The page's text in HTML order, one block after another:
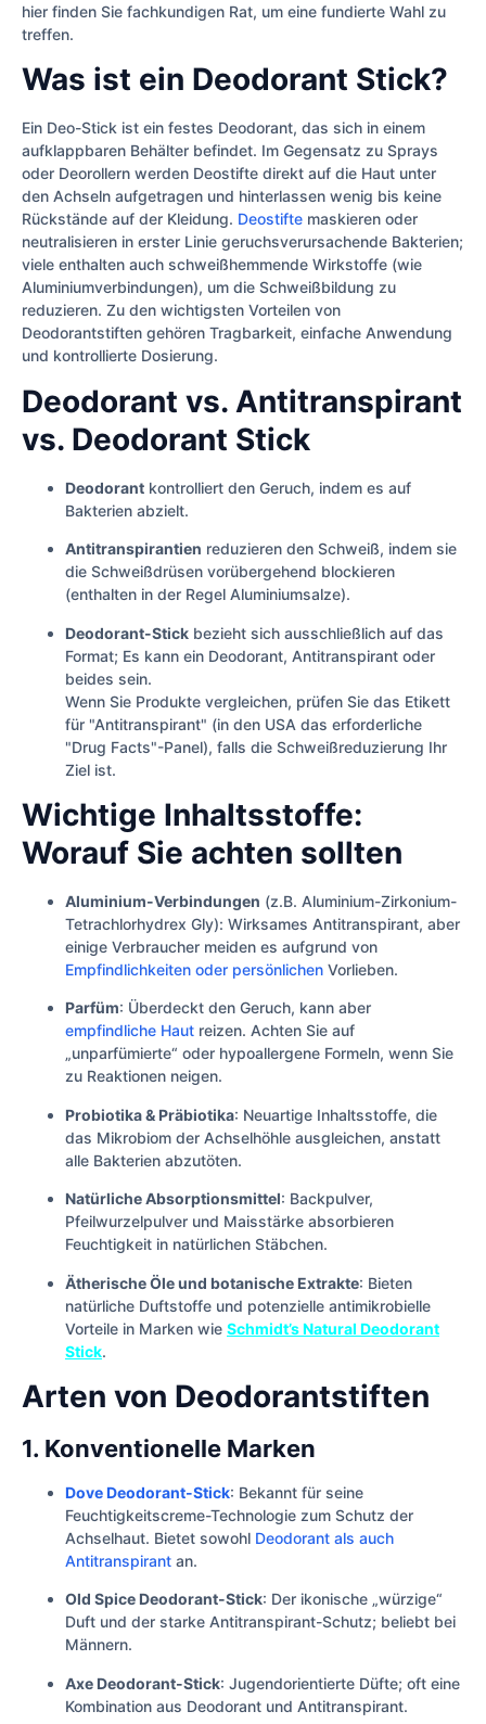
hier finden Sie fachkundigen Rat, um eine fundierte Wahl zu
treffen.
Was ist ein Deodorant Stick?
Ein Deo-Stick ist ein festes Deodorant, das sich in einem
aufklappbaren Behälter befindet. Im Gegensatz zu Sprays
oder Deorollern werden Deostifte direkt auf die Haut unter
den Achseln aufgetragen und hinterlassen wenig bis keine
Rückstände auf der Kleidung. Deostifte maskieren oder
neutralisieren in erster Linie geruchsverursachende Bakterien;
viele enthalten auch schweißhemmende Wirkstoffe (wie
Aluminiumverbindungen), um die Schweißbildung zu
reduzieren. Zu den wichtigsten Vorteilen von
Deodorantstiften gehören Tragbarkeit, einfache Anwendung
und kontrollierte Dosierung.
Deodorant vs. Antitranspirant
vs. Deodorant Stick
Deodorant kontrolliert den Geruch, indem es auf
Bakterien abzielt.
Antitranspirantien reduzieren den Schweiß, indem sie
die Schweißdrüsen vorübergehend blockieren
(enthalten in der Regel Aluminiumsalze).
Deodorant-Stick bezieht sich ausschließlich auf das
Format; Es kann ein Deodorant, Antitranspirant oder
beides sein.
Wenn Sie Produkte vergleichen, prüfen Sie das Etikett
für "Antitranspirant" (in den USA das erforderliche
"Drug Facts"-Panel), falls die Schweißreduzierung Ihr
Ziel ist.
Wichtige Inhaltsstoffe:
Worauf Sie achten sollten
Aluminium-Verbindungen (z.B. Aluminium-Zirkonium-
Tetrachlorhydrex Gly): Wirksames Antitranspirant, aber
einige Verbraucher meiden es aufgrund von
Empfindlichkeiten oder persönlichen Vorlieben.
Parfüm: Überdeckt den Geruch, kann aber
empfindliche Haut reizen. Achten Sie auf
„unparfümierte“ oder hypoallergene Formeln, wenn Sie
zu Reaktionen neigen.
Probiotika & Präbiotika: Neuartige Inhaltsstoffe, die
das Mikrobiom der Achselhöhle ausgleichen, anstatt
alle Bakterien abzutöten.
Natürliche Absorptionsmittel: Backpulver,
Pfeilwurzelpulver und Maisstärke absorbieren
Feuchtigkeit in natürlichen Stäbchen.
Ätherische Öle und botanische Extrakte: Bieten
natürliche Duftstoffe und potenzielle antimikrobielle
Vorteile in Marken wie Schmidt’s Natural Deodorant
Stick.
Arten von Deodorantstiften
1. Konventionelle Marken
Dove Deodorant-Stick: Bekannt für seine
Feuchtigkeitscreme-Technologie zum Schutz der
Achselhaut. Bietet sowohl Deodorant als auch
Antitranspirant an.
Old Spice Deodorant-Stick: Der ikonische „würzige“
Duft und der starke Antitranspirant-Schutz; beliebt bei
Männern.
Axe Deodorant-Stick: Jugendorientierte Düfte; oft eine
Kombination aus Deodorant und Antitranspirant.